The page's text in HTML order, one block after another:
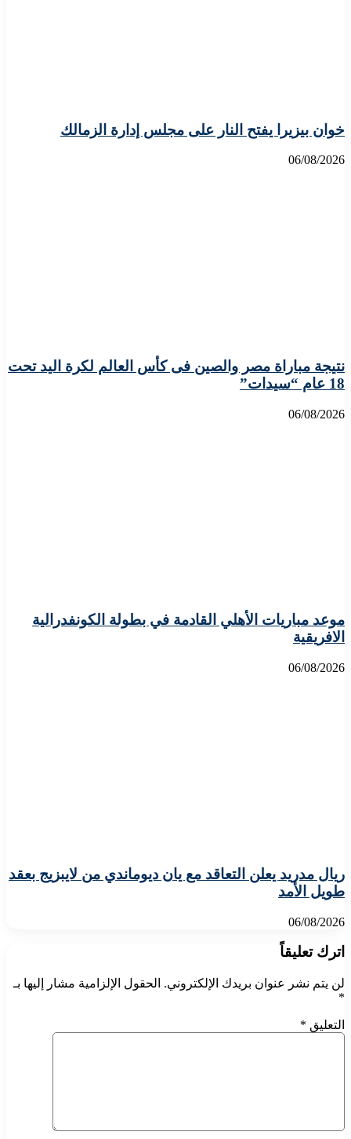
خوان بيزيرا يفتح النار على مجلس إدارة الزمالك
06/08/2026
نتيجة مباراة مصر والصين فى كأس العالم لكرة اليد تحت
18 عام “سيدات”
06/08/2026
موعد مباريات الأهلي القادمة في بطولة الكونفدرالية
الافريقية
06/08/2026
ريال مدريد يعلن التعاقد مع يان ديوماندي من لايبزيج بعقد
طويل الأمد
06/08/2026
اترك تعليقاً
لن يتم نشر عنوان بريدك الإلكتروني. الحقول الإلزامية مشار إليها بـ
*
التعليق *